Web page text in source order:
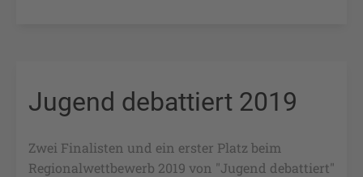
Jugend debattiert 2019
Zwei Finalisten und ein erster Platz beim
Regionalwettbewerb 2019 von "Jugend debattiert"